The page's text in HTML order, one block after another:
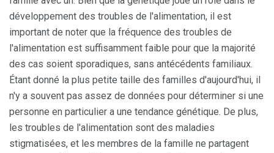
développement des troubles de l'alimentation, il est
important de noter que la fréquence des troubles de
l'alimentation est suffisamment faible pour que la majorité
des cas soient sporadiques, sans antécédents familiaux.
Étant donné la plus petite taille des familles d'aujourd'hui, il
n'y a souvent pas assez de données pour déterminer si une
personne en particulier a une tendance génétique. De plus,
les troubles de l'alimentation sont des maladies
stigmatisées, et les membres de la famille ne partagent